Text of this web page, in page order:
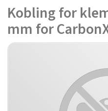
Kobling for
mm for